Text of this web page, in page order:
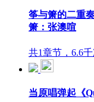
筝与箫的二重
箫：张澳喧
共1章节，6.6
当原唱弹起《